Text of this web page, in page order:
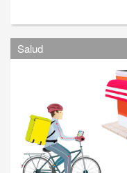
Salud